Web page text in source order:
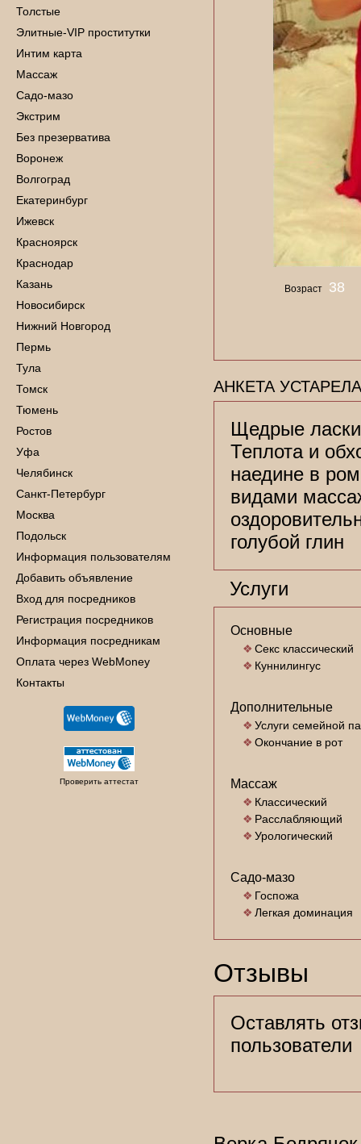
Толстые
Элитные-VIP проститутки
Интим карта
Массаж
Садо-мазо
Экстрим
Без презерватива
Воронеж
Волгоград
Екатеринбург
Ижевск
Красноярск
Краснодар
Казань
Новосибирск
Нижний Новгород
Пермь
Тула
Томск
Тюмень
Ростов
Уфа
Челябинск
Санкт-Петербург
Москва
Подольск
Информация пользователям
Добавить объявление
Вход для посредников
Регистрация посредников
Информация посредникам
Оплата через WebMoney
Контакты
Проверить аттестат
Возраст 38
АНКЕТА
Щедрые
Теплота и
наедине в
видами
голубой глин
Услуги
Основные
Секс классический
Куннилингус
Дополнительные
Услуги семейной
Окончание в рот
Массаж
Классический
Расслабляющий
Урологический
Садо-мазо
Госпожа
Легкая доминация
Отзывы
Оставлять
пользователи